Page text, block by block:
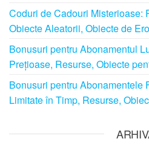
Coduri de Cadouri Misterioase:
Obiecte Aleatorii, Obiecte de
Bonusuri pentru Abonamentul
Prețioase, Resurse, Obiecte
Bonusuri pentru Abonamentele
Limitate în Timp, Resurse,